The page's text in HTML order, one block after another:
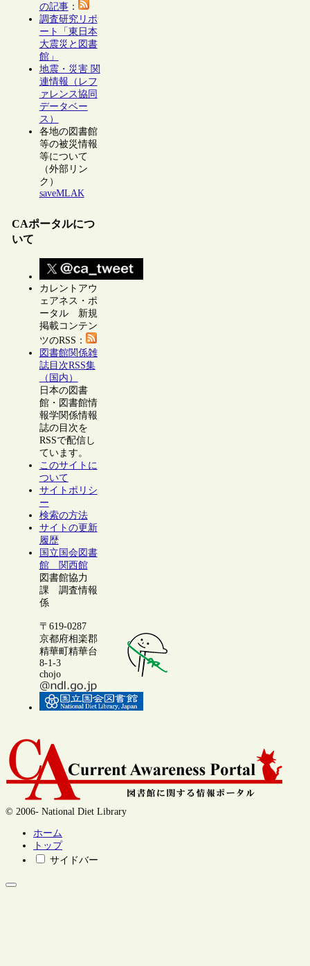
の記事：
調査研究リポ
ート「東日本
大震災と図書
館」
地震・災害 関
連情報（レフ
ァレンス協同
データベー
ス）
各地の図書館
等の被災情報
等について
（外部リン
ク）
saveMLAK
CAポータルにつ
いて
カレントアウ
ェアネス・ポ
ータル 新規
掲載コンテン
ツのRSS：
図書館関係雑
誌目次RSS集
（国内）
日本の図書
館・図書館情
報学関係情報
誌の目次を
RSSで配信し
ています。
このサイトに
ついて
サイトポリシ
ー
検索の方法
サイトの更新
履歴
国立国会図書
館 関西館
図書館協力
課 調査情報
係
〒619-0287
京都府相楽郡
精華町精華台
8-1-3
chojo
© 2006- National Diet Library
ホーム
トップ
サイドバー